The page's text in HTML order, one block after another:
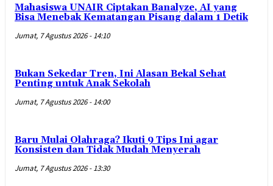
Mahasiswa UNAIR Ciptakan Banalyze, AI yang
Bisa Menebak Kematangan Pisang dalam 1 Detik
Jumat, 7 Agustus 2026 - 14:10
Bukan Sekedar Tren, Ini Alasan Bekal Sehat
Penting untuk Anak Sekolah
Jumat, 7 Agustus 2026 - 14:00
Baru Mulai Olahraga? Ikuti 9 Tips Ini agar
Konsisten dan Tidak Mudah Menyerah
Jumat, 7 Agustus 2026 - 13:30